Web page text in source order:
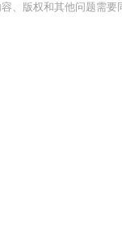
、版权和其他问题需